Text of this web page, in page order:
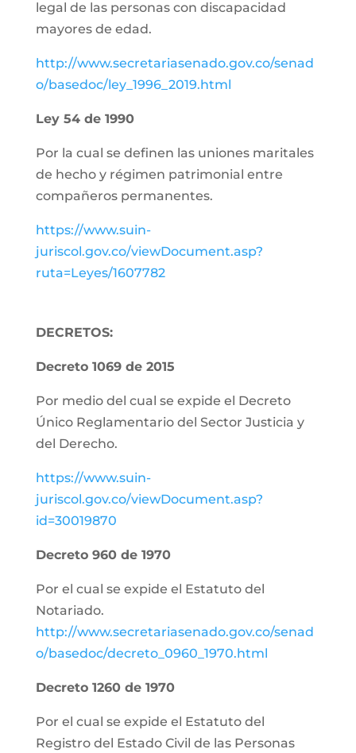
legal de las personas con discapacidad
mayores de edad.
http://www.secretariasenado.gov.co/senad
o/basedoc/ley_1996_2019.html
Ley 54 de 1990
Por la cual se definen las uniones maritales
de hecho y régimen patrimonial entre
compañeros permanentes.
https://www.suin-
juriscol.gov.co/viewDocument.asp?
ruta=Leyes/1607782
DECRETOS:
Decreto 1069 de 2015
Por medio del cual se expide el Decreto
Único Reglamentario del Sector Justicia y
del Derecho.
https://www.suin-
juriscol.gov.co/viewDocument.asp?
id=30019870
Decreto 960 de 1970
Por el cual se expide el Estatuto del
Notariado.
http://www.secretariasenado.gov.co/senad
o/basedoc/decreto_0960_1970.html
Decreto 1260 de 1970
Por el cual se expide el Estatuto del
Registro del Estado Civil de las Personas